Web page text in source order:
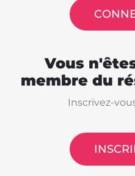
Vous
membre du
Inscrivez-